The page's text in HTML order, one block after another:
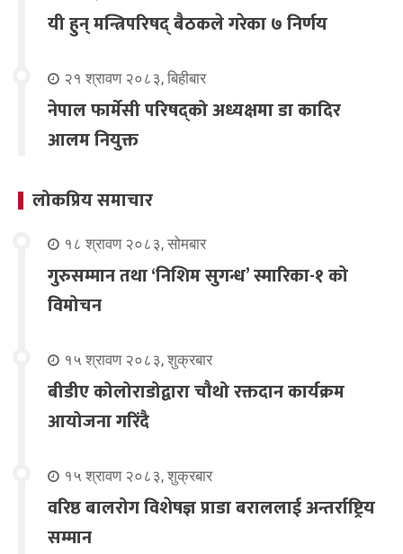
यी हुन् मन्त्रिपरिषद् बैठकले गरेका ७ निर्णय
२१ श्रावण २०८३, बिहीबार
नेपाल फार्मेसी परिषद्को अध्यक्षमा डा कादिर
आलम नियुक्त
लोकप्रिय समाचार
१८ श्रावण २०८३, सोमबार
गुरुसम्मान तथा ‘निशिम सुगन्ध’ स्मारिका-१ को
विमोचन
१५ श्रावण २०८३, शुक्रबार
बीडीए कोलोराडोद्वारा चौथो रक्तदान कार्यक्रम
आयोजना गरिंदै
१५ श्रावण २०८३, शुक्रबार
वरिष्ठ बालरोग विशेषज्ञ प्राडा बराललाई अन्तर्राष्ट्रिय
सम्मान